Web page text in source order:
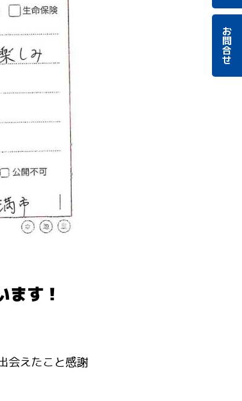
す！
会えたこと感謝
お問合せ